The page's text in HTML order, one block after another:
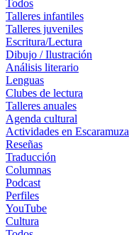
Todos
Talleres infantiles
Talleres juveniles
Escritura/Lectura
Dibujo / Ilustración
Análisis literario
Lenguas
Clubes de lectura
Talleres anuales
Agenda cultural
Actividades en Escaramuza
Reseñas
Traducción
Columnas
Podcast
Perfiles
YouTube
Cultura